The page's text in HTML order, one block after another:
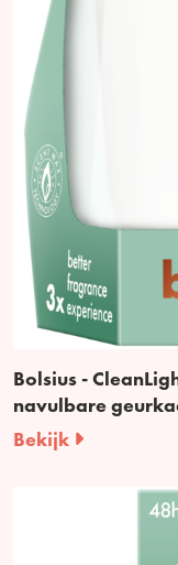
Bolsius -
navulbare
Bekijk